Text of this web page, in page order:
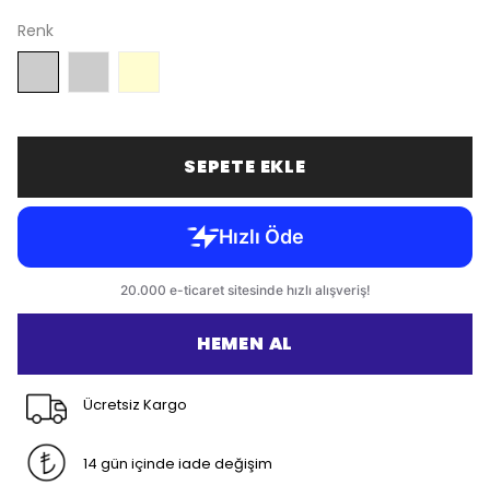
Renk
SEPETE EKLE
HEMEN AL
Ücretsiz Kargo
14 gün içinde iade değişim